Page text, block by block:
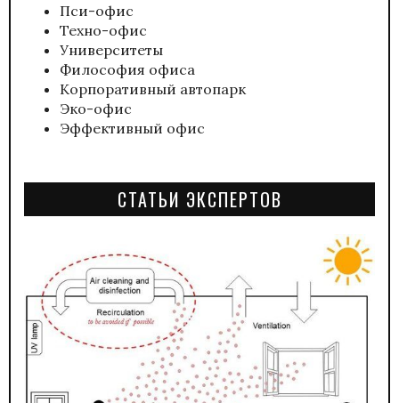
Пси-офис
Техно-офис
Университеты
Философия офиса
Корпоративный автопарк
Эко-офис
Эффективный офис
СТАТЬИ ЭКСПЕРТОВ